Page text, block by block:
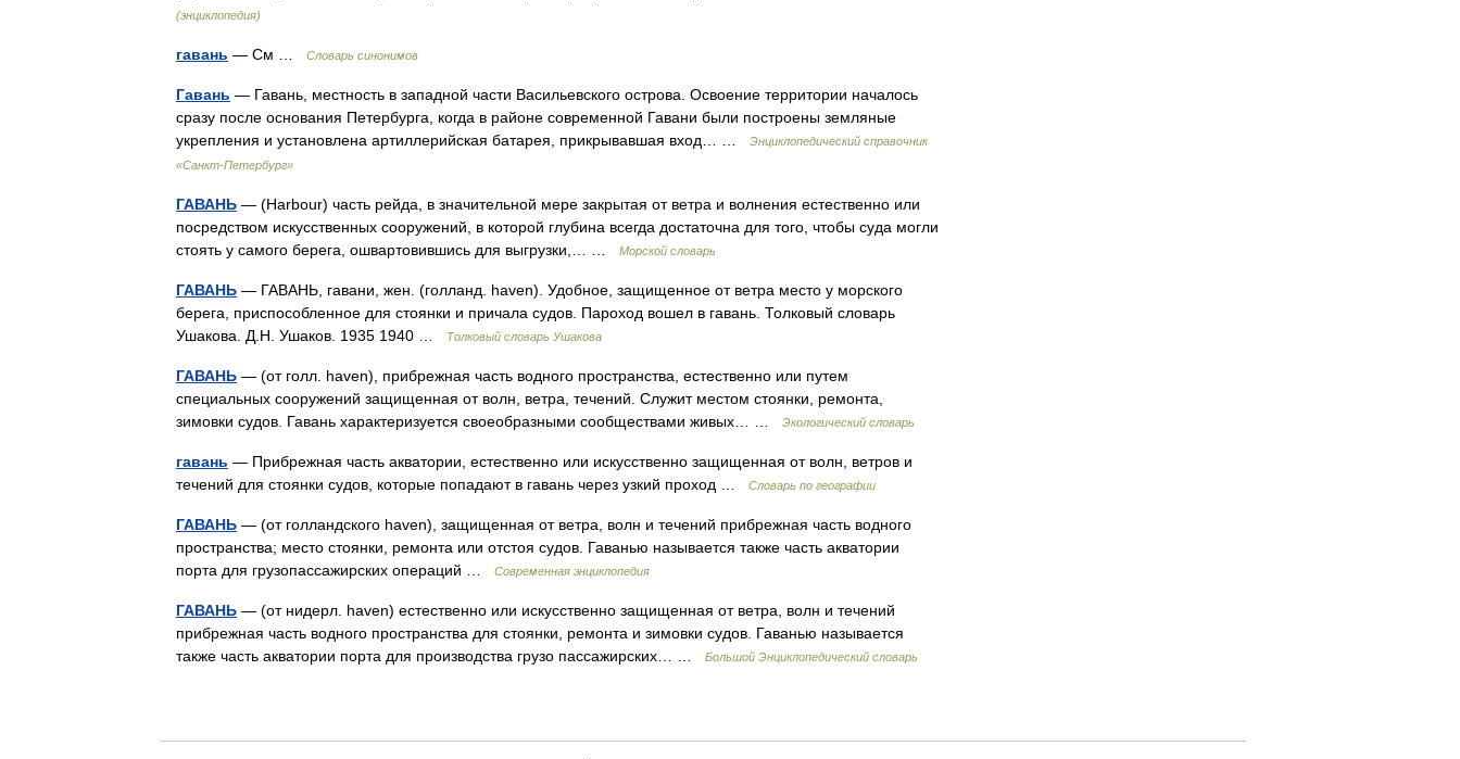
(энциклопедия)
гавань — См … Словарь синонимов
Гавань — Гавань, местность в западной части Васильевского острова. Освоение территории началось
сразу после основания Петербурга, когда в районе современной Гавани были построены земляные
укрепления и установлена артиллерийская батарея, прикрывавшая вход… …
Энциклопедический справочник
«Санкт-Петербург»
ГАВАНЬ — (Harbour) часть рейда, в значительной мере закрытая от ветра и волнения естественно или
посредством искусственных сооружений, в которой глубина всегда достаточна для того, чтобы суда могли
стоять у самого берега, ошвартовившись для выгрузки,… …
Морской словарь
ГАВАНЬ — ГАВАНЬ, гавани, жен. (голланд. haven). Удобное, защищенное от ветра место у морского
берега, приспособленное для стоянки и причала судов. Пароход вошел в гавань. Толковый словарь
Ушакова. Д.Н. Ушаков. 1935 1940 …
Толковый словарь Ушакова
ГАВАНЬ — (от голл. haven), прибрежная часть водного пространства, естественно или путем
специальных сооружений защищенная от волн, ветра, течений. Служит местом стоянки, ремонта,
зимовки судов. Гавань характеризуется своеобразными сообществами живых… …
Экологический словарь
гавань — Прибрежная часть акватории, естественно или искусственно защищенная от волн, ветров и
течений для стоянки судов, которые попадают в гавань через узкий проход …
Словарь по географии
ГАВАНЬ — (от голландского haven), защищенная от ветра, волн и течений прибрежная часть водного
пространства; место стоянки, ремонта или отстоя судов. Гаванью называется также часть акватории
порта для грузопассажирских операций …
Современная энциклопедия
ГАВАНЬ — (от нидерл. haven) естественно или искусственно защищенная от ветра, волн и течений
прибрежная часть водного пространства для стоянки, ремонта и зимовки судов. Гаванью называется
также часть акватории порта для производства грузо пассажирских… …
Большой Энциклопедический словарь